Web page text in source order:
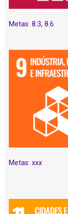
Metas: 8.3, 8.6
Metas: xxx